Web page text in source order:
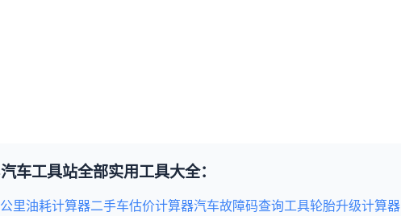
车工具站全部实用工具大全：
里油耗计算器二手车估价计算器汽车故障码查询工具轮胎升级计算器